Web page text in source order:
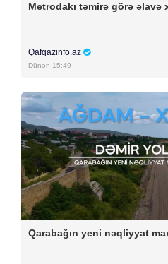
Metrodakı təmirə görə əlavə
Qafqazinfo.az
Dünən 15:49
Qarabağın yeni nəqliyyat